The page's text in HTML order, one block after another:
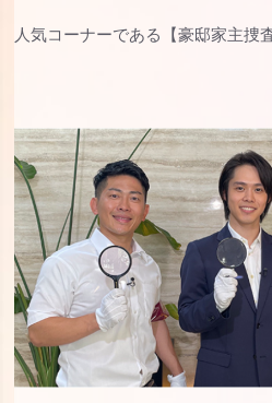
人気コーナーである【豪邸家主捜